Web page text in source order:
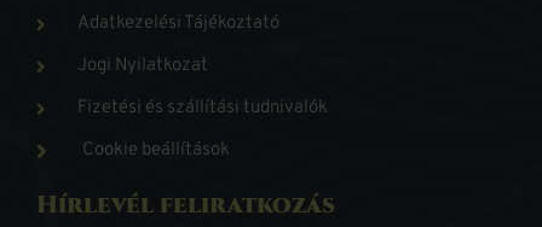
Adatkezelési Tájékoztató
Jogi Nyilatkozat
Fizetési és szállítási tudnivalók
Cookie beállítások
Hírlevél feliratkozás